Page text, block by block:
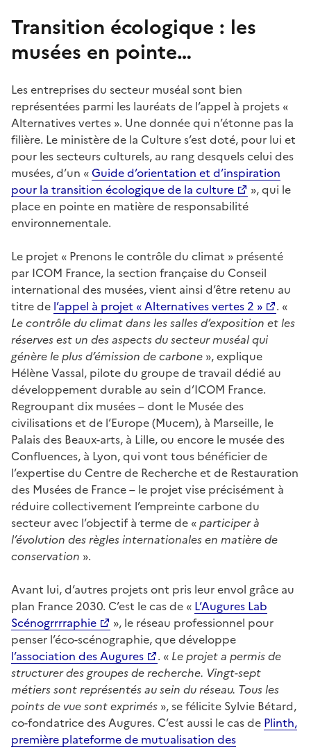
Transition écologique : les
musées en pointe…
Les entreprises du secteur muséal sont bien
représentées parmi les lauréats de l’appel à projets «
Alternatives vertes ». Une donnée qui n’étonne pas la
filière. Le ministère de la Culture s’est doté, pour lui et
pour les secteurs culturels, au rang desquels celui des
musées, d’un «Guide d’orientation et d’inspiration
pour la transition écologique de la culture
», qui le
place en pointe en matière de responsabilité
environnementale.
Le projet « Prenons le contrôle du climat » présenté
par ICOM France, la section française du Conseil
international des musées, vient ainsi d’être retenu au
titre de l’appel à projet « Alternatives vertes 2 »
. «
Le contrôle du climat dans les salles d’exposition et les
réserves est un des aspects du secteur muséal qui
génère le plus d’émission de carbone », explique
Hélène Vassal, pilote du groupe de travail dédié au
développement durable au sein d’ICOM France.
Regroupant dix musées – dont le Musée des
civilisations et de l’Europe (Mucem), à Marseille, le
Palais des Beaux-arts, à Lille, ou encore le musée des
Confluences, à Lyon, qui vont tous bénéficier de
l’expertise du Centre de Recherche et de Restauration
des Musées de France – le projet vise précisément à
réduire collectivement l’empreinte carbone du
secteur avec l’objectif à terme de «participer à
l’évolution des règles internationales en matière de
conservation ».
Avant lui, d’autres projets ont pris leur envol grâce au
plan France 2030. C’est le cas de « L’Augures Lab
Scénogrrrraphie
», le réseau professionnel pour
penser l’éco-scénographie, que développe
l’association des Augures
. « Le projet a permis de
structurer des groupes de recherche. Vingt-sept
métiers sont représentés au sein du réseau. Tous les
points de vue sont exprimés », se félicite Sylvie Bétard,
co-fondatrice des Augures. C’est aussi le cas de Plinth,
première plateforme de mutualisation des